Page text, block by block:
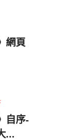
網頁
自序-
...